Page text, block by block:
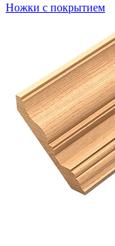
Ножки с покрытием